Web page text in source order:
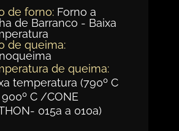
de forno: Forno a
de Barranco - Baixa
de queima:
de queima:
temperatura (790º C
C /CONE
015a a 010a)